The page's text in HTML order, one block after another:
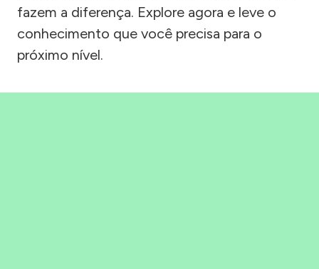
fazem a diferença. Explore agora e leve o
conhecimento que você precisa para o
próximo nível.